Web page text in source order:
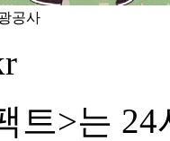
공사
트>는